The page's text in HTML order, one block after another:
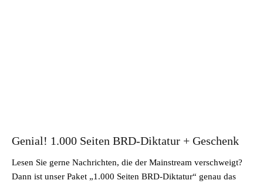
Genial! 1.000 Seiten BRD-Diktatur + Geschenk
Lesen Sie gerne Nachrichten, die der Mainstream verschweigt?
Dann ist unser Paket „1.000 Seiten BRD-Diktatur“ genau das